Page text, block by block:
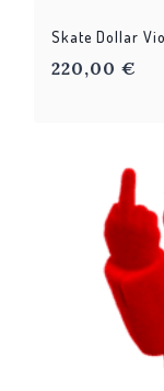
Skate Dollar
220,00 €